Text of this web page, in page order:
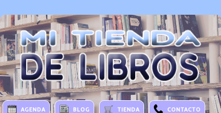
AGENDA BLOG TIENDA CONTACTO